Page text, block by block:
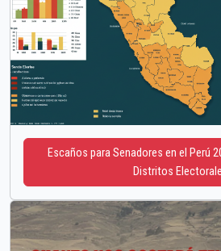
Escaños para Senadores en el Perú
Distritos